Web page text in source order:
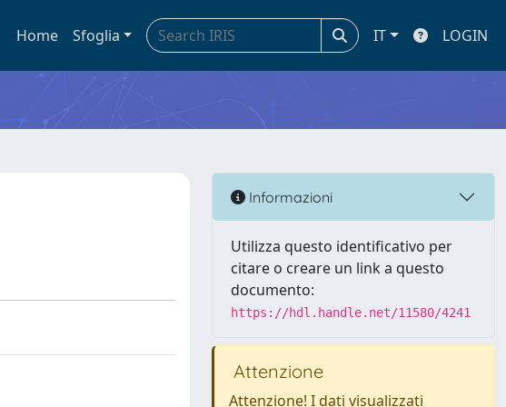
Home Sfoglia IT LOGIN
Informazioni
Utilizza questo identificativo per
citare o creare un link a questo
documento:
https://hdl.handle.net/11580/4241
Attenzione
Attenzione! I dati visualizzati